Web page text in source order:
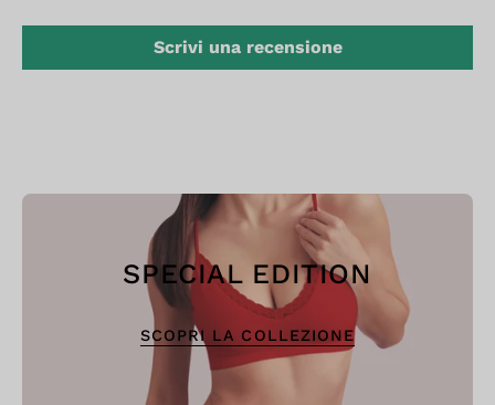
Scrivi una recensione
SPECIAL EDITION
SCOPRI LA COLLEZIONE